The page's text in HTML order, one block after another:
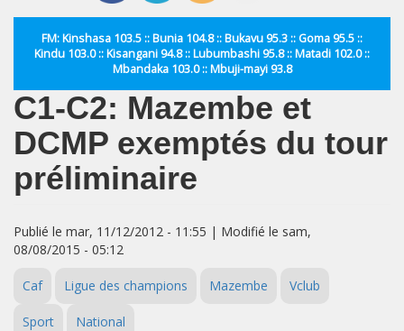
FM: Kinshasa 103.5 :: Bunia 104.8 :: Bukavu 95.3 :: Goma 95.5 ::
Kindu 103.0 :: Kisangani 94.8 :: Lubumbashi 95.8 :: Matadi 102.0 ::
Mbandaka 103.0 :: Mbuji-mayi 93.8
C1-C2: Mazembe et
DCMP exemptés du tour
préliminaire
Publié le mar, 11/12/2012 - 11:55 | Modifié le sam,
08/08/2015 - 05:12
Caf Ligue des champions Mazembe Vclub
Sport National